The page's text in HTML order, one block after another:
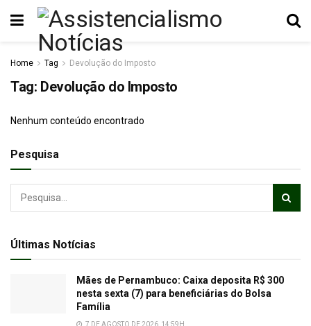
Home Tag Devolução do Imposto
Tag: Devolução do Imposto
Nenhum conteúdo encontrado
Pesquisa
Últimas Notícias
Mães de Pernambuco: Caixa deposita R$ 300
nesta sexta (7) para beneficiárias do Bolsa
Família
7 DE AGOSTO DE 2026, 14:59H